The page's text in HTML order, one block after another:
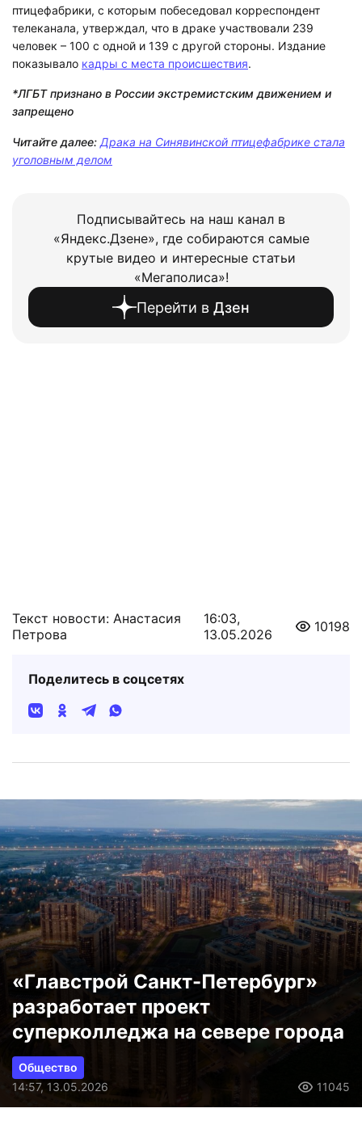
птицефабрики, с которым побеседовал корреспондент
телеканала, утверждал, что в драке участвовали 239
человек – 100 с одной и 139 с другой стороны. Издание
показывало кадры с места происшествия.
*ЛГБТ признано в России экстремистским движением и
запрещено
Читайте далее: Драка на Синявинской птицефабрике стала
уголовным делом
Подписывайтесь на наш канал в
«Яндекс.Дзене», где собираются самые
крутые видео и интересные статьи
«Мегаполиса»!
Перейти в Дзен
Текст новости: Анастасия
Петрова
16:03,
13.05.2026
10198
Поделитесь в соцсетях
«Главстрой Санкт-Петербург»
разработает проект
суперколледжа на севере города
Общество
14:57, 13.05.2026
11045